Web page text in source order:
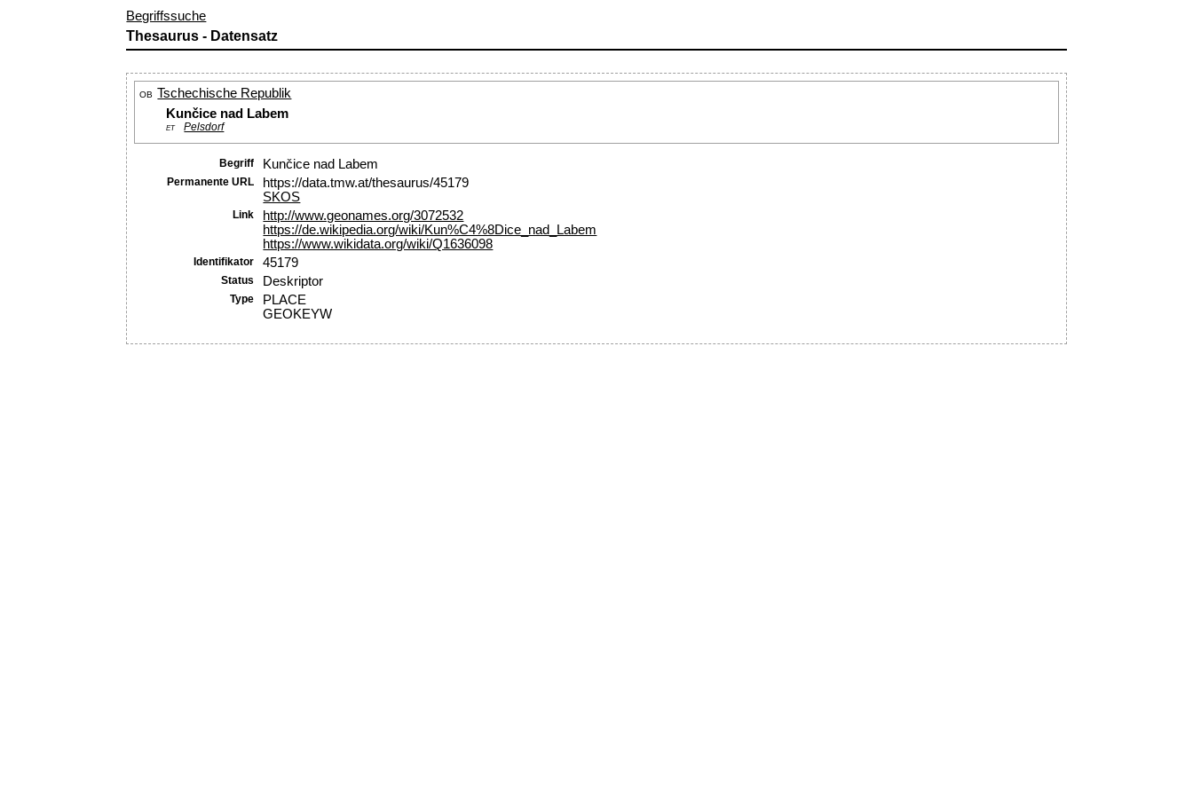
Begriffssuche
Thesaurus - Datensatz
OB Tschechische Republik
Kunčice nad Labem
ET Pelsdorf
Begriff Kunčice nad Labem
Permanente URL
https://data.tmw.at/thesaurus/45179
SKOS
Link
http://www.geonames.org/3072532
https://de.wikipedia.org/wiki/Kun%C4%8Dice_nad_Labem
https://www.wikidata.org/wiki/Q1636098
Identifikator 45179
Status Deskriptor
Type
PLACE
GEOKEYW